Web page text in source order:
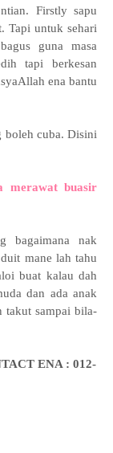
Firstly sapu
Tapi untuk sehari
guna masa
tapi berkesan
ena bantu
boleh cuba. Disini
merawat buasir
bagaimana nak
mane lah tahu
buat kalau dah
dan ada anak
takut sampai bila-
ENA : 012-